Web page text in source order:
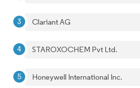
Clariant AG
STAROXOCHEM Pvt Ltd.
Honeywell International Inc.